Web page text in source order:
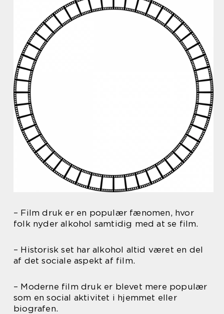
– Film druk er en populær fænomen, hvor
folk nyder alkohol samtidig med at se film.
– Historisk set har alkohol altid været en del
af det sociale aspekt af film.
– Moderne film druk er blevet mere populær
som en social aktivitet i hjemmet eller
biografen.